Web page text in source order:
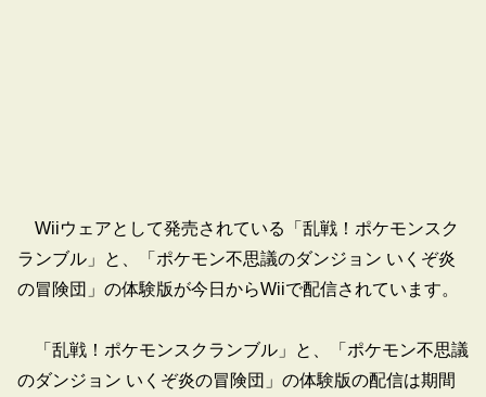
Wiiウェアとして発売されている「乱戦！ポケモンスク
ランブル」と、「ポケモン不思議のダンジョン いくぞ炎
の冒険団」の体験版が今日からWiiで配信されています。
「乱戦！ポケモンスクランブル」と、「ポケモン不思議
のダンジョン いくぞ炎の冒険団」の体験版の配信は期間